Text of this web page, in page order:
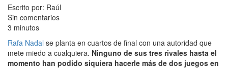
Escrito por: Raúl
Sin comentarios
3 minutos
Rafa Nadal se planta en cuartos de final con una autoridad que
mete miedo a cualquiera. Ninguno de sus tres rivales hasta el
momento han podido siquiera hacerle más de dos juegos en